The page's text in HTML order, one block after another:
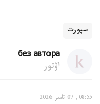
سپورت
без автора
اۆتور
08:55, 07 تامىز 2026